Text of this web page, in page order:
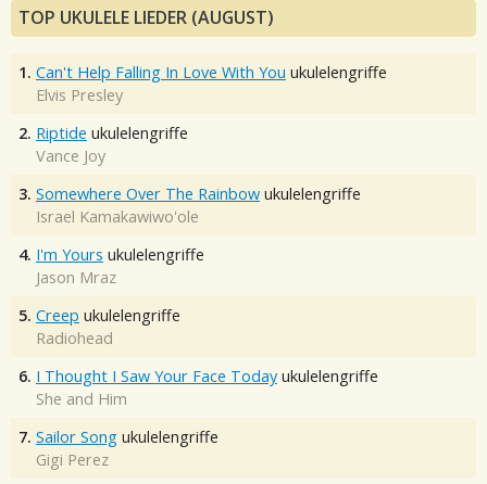
TOP UKULELE LIEDER (AUGUST)
1. Can't Help Falling In Love With You ukulelengriffe
Elvis Presley
2. Riptide ukulelengriffe
Vance Joy
3. Somewhere Over The Rainbow ukulelengriffe
Israel Kamakawiwo'ole
4. I'm Yours ukulelengriffe
Jason Mraz
5. Creep ukulelengriffe
Radiohead
6. I Thought I Saw Your Face Today ukulelengriffe
She and Him
7. Sailor Song ukulelengriffe
Gigi Perez